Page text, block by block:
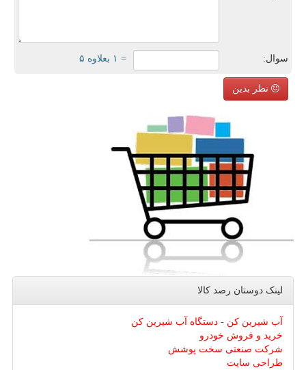
سوال: = ۱ بعلاوه ۵
نظر بدین
لینک دوستان رصد كالا
آب شیرین کن - دستگاه آب شیرین کن
خرید و فروش خودرو
شرکت صنعتی سخت پوشش
طراحی سایت